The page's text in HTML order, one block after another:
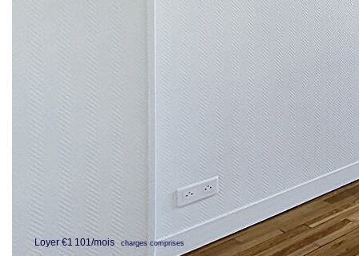
7.62m2, une chambre de 10.02 m2 donnant, une salle de
douches, wc indépendants.
Une cave complète ce bien de qualité.
Emplacement très recherche, résidence de standing,
beaux volumes, fonctionnel.
Disponibilité immédiate
Loyer hors charges : 988 Euros
Charges ( Provisions ) : 113 Euros
Dépôt de garantie : 988 Euros
Honoraires : 459.56 Euros
Etat des lieux : 124.14 Euros
**Loyer €1 101/mois charges comprises